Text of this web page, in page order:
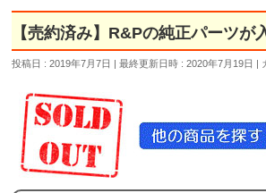
【売約済み】R&Pの純正パーツが
投稿日 : 2019年7月7日 最終更新日時 : 2020年7月19日